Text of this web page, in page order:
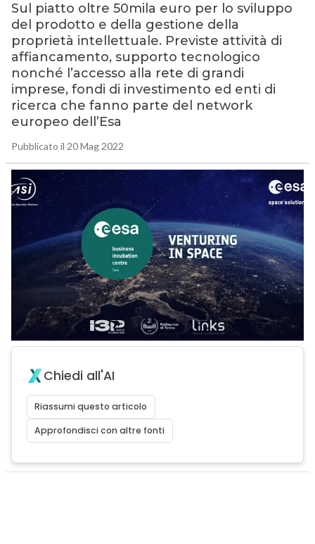
Sul piatto oltre 50mila euro per lo sviluppo
del prodotto e della gestione della
proprietà intellettuale. Previste attività di
affiancamento, supporto tecnologico
nonché l’accesso alla rete di grandi
imprese, fondi di investimento ed enti di
ricerca che fanno parte del network
europeo dell’Esa
Pubblicato il 20 Mag 2022
Chiedi all'AI
Riassumi questo articolo
Approfondisci con altre fonti